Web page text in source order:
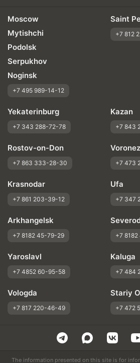
Moscow
Mytishchi
Podolsk
Serpukhov
Noginsk
+7 495 989-14-12
Saint
+7 812
Yekaterinburg
+7 343 288-72-78
Kazan
+7 843
Rostov-on-Don
+7 863 333-28-30 +7 473
Krasnodar
+7 861 203-39-12
Ufa
+7 347
Arkhangelsk
+7 8182 45-79-29 +7
Yaroslavl
+7 4852 60-95-58
Kaluga
+7 484
Vologda
+7 817 220-46-49
Stariy
+7 472
The information presented on this site is for